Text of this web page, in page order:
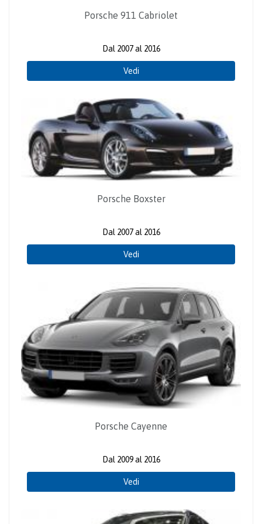
Porsche 911 Cabriolet
Dal 2007 al 2016
Vedi
Porsche Boxster
Dal 2007 al 2016
Vedi
Porsche Cayenne
Dal 2009 al 2016
Vedi